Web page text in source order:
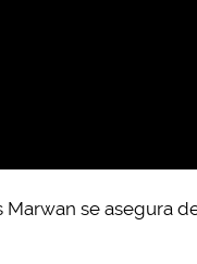
se asegura